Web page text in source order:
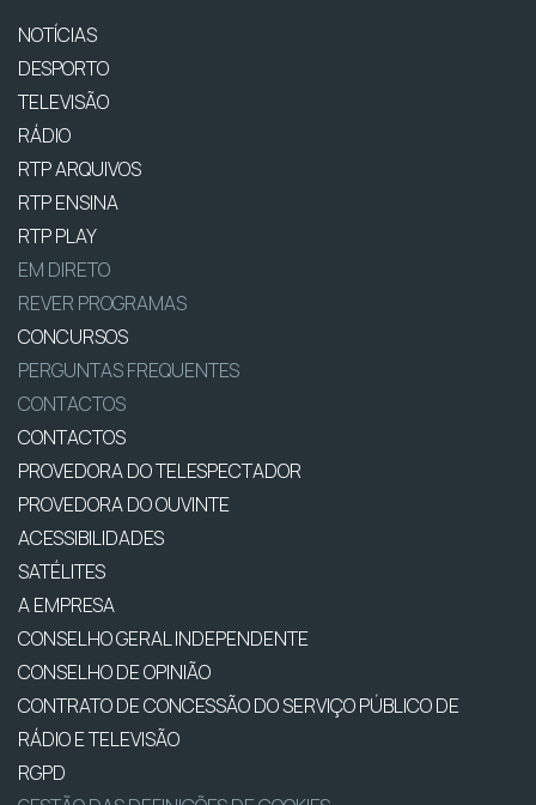
NOTÍCIAS
DESPORTO
TELEVISÃO
RÁDIO
RTP ARQUIVOS
RTP ENSINA
RTP PLAY
EM DIRETO
REVER PROGRAMAS
CONCURSOS
PERGUNTAS FREQUENTES
CONTACTOS
CONTACTOS
PROVEDORA DO TELESPECTADOR
PROVEDORA DO OUVINTE
ACESSIBILIDADES
SATÉLITES
A EMPRESA
CONSELHO GERAL INDEPENDENTE
CONSELHO DE OPINIÃO
CONTRATO DE CONCESSÃO DO SERVIÇO PÚBLICO DE
RÁDIO E TELEVISÃO
RGPD